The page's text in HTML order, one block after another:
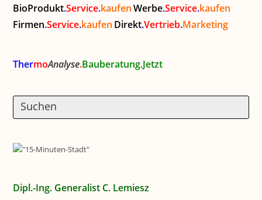
BioProdukt.Service.kaufen Werbe.Service.kaufen
Firmen.Service.kaufen Direkt.Vertrieb.Marketing
ThermoAnalyse.Bauberatung.Jetzt
Dipl.-Ing. Generalist C. Lemiesz